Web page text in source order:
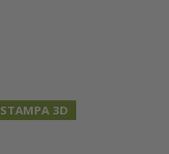
STAMPA 3D